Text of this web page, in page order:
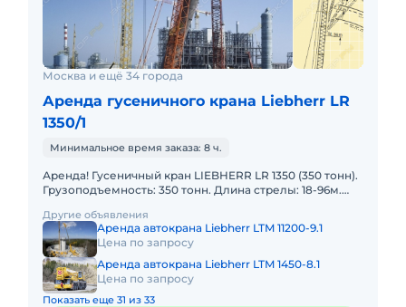
Москва и ещё 34 города
Аренда гусеничного крана Liebherr LR
1350/1
Минимальное время заказа: 8 ч.
Аренда! Гусеничный кран LIEBHERR LR 1350 (350 тонн).
Грузоподъемность: 350 тонн. Длина стрелы: 18-96м.
Другие объявления
Аренда автокрана Liebherr LTM 11200-9.1
Цена по запросу
Аренда автокрана Liebherr LTM 1450-8.1
Цена по запросу
Показать еще 31 из 33